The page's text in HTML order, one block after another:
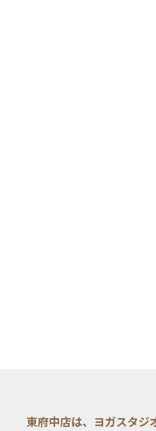
東府中店は、ヨガスタジ